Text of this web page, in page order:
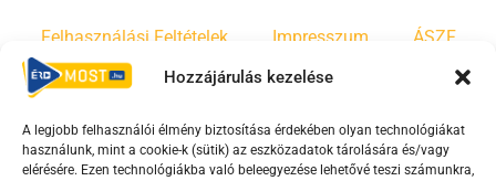
Hozzájárulás kezelése
A legjobb felhasználói élmény biztosítása érdekében olyan technológiákat
használunk, mint a cookie-k (sütik) az eszközadatok tárolására és/vagy
elérésére. Ezen technológiákba való beleegyezése lehetővé teszi számunkra,
Felhasználási Feltételek Impresszum ÁSZF
Irányelvek Moderálási szabályzat
F Y T